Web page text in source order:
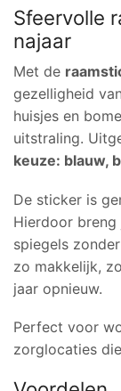
Sfeervolle
najaar
Met de
gezelligheid
huisjes en
uitstraling.
keuze: blauw,
De sticker is
Hierdoor
spiegels
zo makkelijk,
jaar opnieuw.
Perfect voor
zorglocaties